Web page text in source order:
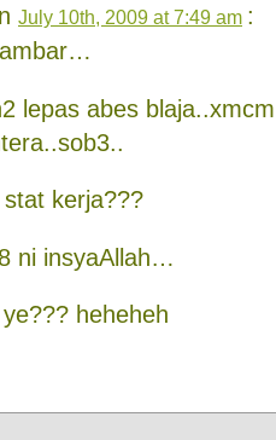
July 10th, 2009 at 7:49 am :
lepas abes
kerja???
ni insyaAllah…
heheheh